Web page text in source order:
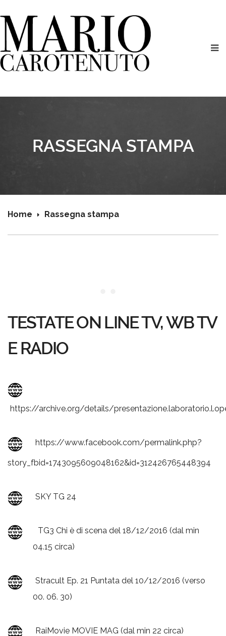
RASSEGNA STAMPA
Home Rassegna stampa
TESTATE ON LINE TV, WB TV
E RADIO
https://archive.org/details/
https://www.facebook.com/permalink.php?
story_fbid=1743095609048162&id=312426765448394
SKY TG 24
TG3 Chi è di scena del 18/12/2016 (dal min
04.15 circa)
Stracult Ep. 21 Puntata del 10/12/2016 (verso
00. 06. 30)
RaiMovie MOVIE MAG (dal min 22 circa)